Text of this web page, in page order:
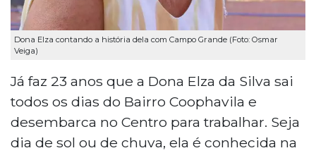
Dona Elza contando a história dela com Campo Grande (Foto: Osmar
Veiga)
Já faz 23 anos que a Dona Elza da Silva sai
todos os dias do Bairro Coophavila e
desembarca no Centro para trabalhar. Seja
dia de sol ou de chuva, ela é conhecida na